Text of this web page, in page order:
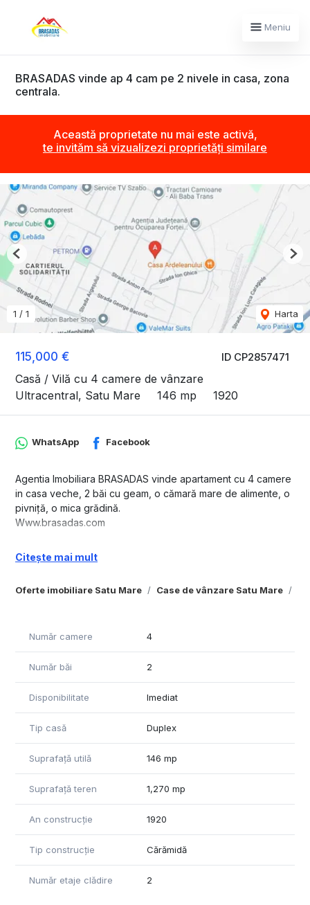
Meniu
BRASADAS vinde ap 4 cam pe 2 nivele in casa, zona
centrala.
Această proprietate nu mai este activă,
te invităm să vizualizezi proprietăți similare
ID CP2857471
115,000 €
Casă / Vilă cu 4 camere de vânzare
Ultracentral, Satu Mare
146 mp 1920
1 / 1 Harta
Previous
Oferte imobiliare Satu Mare Case de vânzare Satu Mare
WhatsApp Facebook
Agentia Imobiliara BRASADAS vinde apartament cu 4 camere
in casa veche, 2 băi cu geam, o cămară mare de alimente, o
pivniță, o mica grădină.
Www.brasadas.com
Citește mai mult
Număr camere 4
Număr băi 2
Disponibilitate Imediat
Tip casă Duplex
Suprafață utilă 146 mp
Suprafață teren 1,270 mp
An construcție 1920
Tip construcție Cărămidă
Număr etaje clădire 2